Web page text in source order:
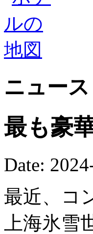
ニュース
最も豪
Date:
最近、コ
上海氷